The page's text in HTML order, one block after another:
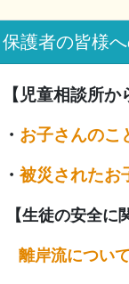
保護者の皆様
【児童相談所か
・ お子さんのこ
・被災されたお
【生徒の安全に
離岸流につい